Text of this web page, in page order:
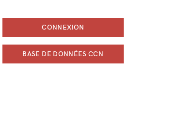
CONNEXION
BASE DE DONNÉES CCN